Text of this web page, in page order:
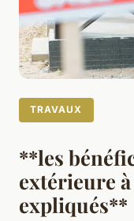
TRAVAUX
**les
extérieure
expliqués**